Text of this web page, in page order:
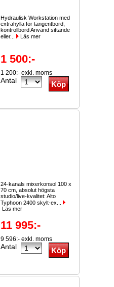
Hydraulisk Workstation med
extrahylla för tangentbord,
kontrollbord Använd sittande
eller...
Läs mer
1 500:-
1 200:- exkl. moms
Antal
24-kanals mixerkonsol 100 x
70 cm, absolut högsta
studio/live-kvalitet: Alto
Typhoon 2400 skylt-ex...
Läs mer
11 995:-
9 596:- exkl. moms
Antal